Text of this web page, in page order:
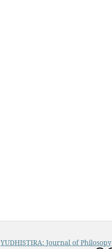
YUDHISTIRA: Journal of Philosopy